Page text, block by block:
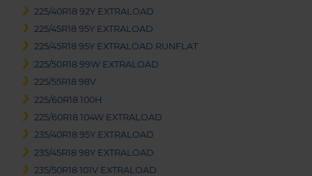
225/40R18 92Y EXTRALOAD
225/45R18 95Y EXTRALOAD
225/45R18 95Y EXTRALOAD RUNFLAT
225/50R18 99W EXTRALOAD
225/55R18 98V
225/60R18 100H
225/60R18 104W EXTRALOAD
235/40R18 95Y EXTRALOAD
235/45R18 98Y EXTRALOAD
235/50R18 101V EXTRALOAD